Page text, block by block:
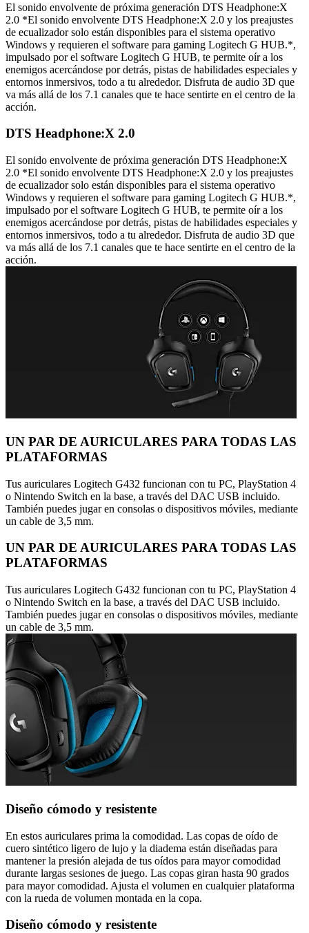
El sonido envolvente de próxima generación DTS Headphone:X
2.0 *El sonido envolvente DTS Headphone:X 2.0 y los preajustes
de ecualizador solo están disponibles para el sistema operativo
Windows y requieren el software para gaming Logitech G HUB.*,
impulsado por el software Logitech G HUB, te permite oír a los
enemigos acercándose por detrás, pistas de habilidades especiales y
entornos inmersivos, todo a tu alrededor. Disfruta de audio 3D que
va más allá de los 7.1 canales que te hace sentirte en el centro de la
acción.
DTS Headphone:X 2.0
El sonido envolvente de próxima generación DTS Headphone:X
2.0 *El sonido envolvente DTS Headphone:X 2.0 y los preajustes
de ecualizador solo están disponibles para el sistema operativo
Windows y requieren el software para gaming Logitech G HUB.*,
impulsado por el software Logitech G HUB, te permite oír a los
enemigos acercándose por detrás, pistas de habilidades especiales y
entornos inmersivos, todo a tu alrededor. Disfruta de audio 3D que
va más allá de los 7.1 canales que te hace sentirte en el centro de la
acción.
UN PAR DE AURICULARES PARA TODAS LAS
PLATAFORMAS
Tus auriculares Logitech G432 funcionan con tu PC, PlayStation 4
o Nintendo Switch en la base, a través del DAC USB incluido.
También puedes jugar en consolas o dispositivos móviles, mediante
un cable de 3,5 mm.
UN PAR DE AURICULARES PARA TODAS LAS
PLATAFORMAS
Tus auriculares Logitech G432 funcionan con tu PC, PlayStation 4
o Nintendo Switch en la base, a través del DAC USB incluido.
También puedes jugar en consolas o dispositivos móviles, mediante
un cable de 3,5 mm.
Diseño cómodo y resistente
En estos auriculares prima la comodidad. Las copas de oído de
cuero sintético ligero de lujo y la diadema están diseñadas para
mantener la presión alejada de tus oídos para mayor comodidad
durante largas sesiones de juego. Las copas giran hasta 90 grados
para mayor comodidad. Ajusta el volumen en cualquier plataforma
con la rueda de volumen montada en la copa.
Diseño cómodo y resistente